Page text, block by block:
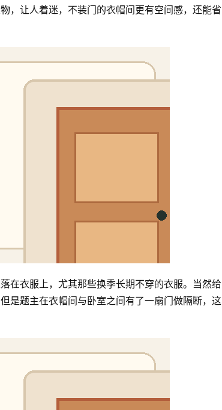
，让人着迷，不装门的衣帽间更有空间感，还能省
在衣服上，尤其那些换季长期不穿的衣服。当然给
是题主在衣帽间与卧室之间有了一扇门做隔断，这